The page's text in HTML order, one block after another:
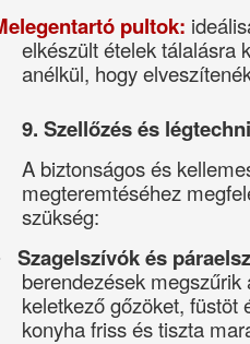
pultok:
elkészült ételek tálalásra
anélkül, hogy
9. Szellőzés és
A biztonságos és
megteremtéséhez
szükség:
Szagelszívók és
berendezések
keletkező gőzöket, füstöt
konyha friss és tiszta